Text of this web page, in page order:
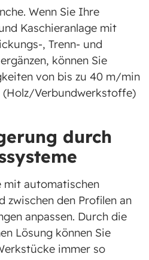
Wenn Sie Ihre
Kaschieranlage mit
, Trenn- und
können Sie
von bis zu 40 m/min
(Holz/Verbundwerkstoffe)
durch
mit automatischen
zwischen den Profilen an
anpassen. Durch die
Lösung können Sie
immer so